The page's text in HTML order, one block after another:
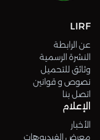
LIRF
عن الرابطة
النشرة الرسمية
وثائق للتحميل
نصوص و قوانين
اتصل بنا
الإعلام
الأخبار
معرض الفيديوهات